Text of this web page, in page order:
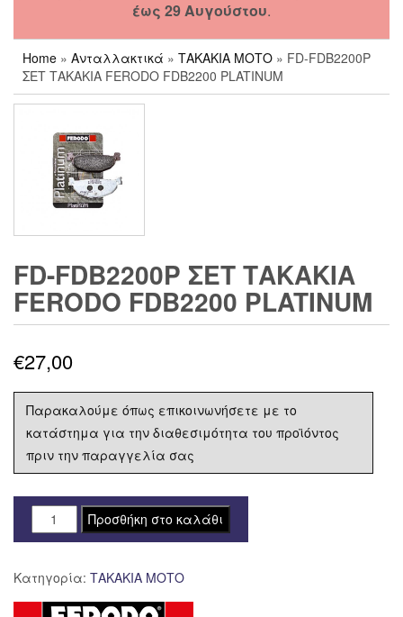
έως 29 Αυγούστου.
Home » Ανταλλακτικά » ΤΑΚΑΚΙΑ ΜΟΤΟ » FD-FDB2200P
ΣΕΤ ΤΑΚΑΚΙΑ FERODO FDB2200 PLATINUM
FD-FDB2200P ΣΕΤ ΤΑΚΑΚΙΑ
FERODO FDB2200 PLATINUM
€27,00
Παρακαλούμε όπως επικοινωνήσετε με το
κατάστημα για την διαθεσιμότητα του προϊόντος
πριν την παραγγελία σας
FD-
FDB2200P
ΤΑΚΑΚΙΑ
FERODO
Προσθήκη στο καλάθι
Κατηγορία: ΤΑΚΑΚΙΑ ΜΟΤΟ